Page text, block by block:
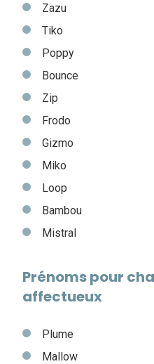
Zazu
Tiko
Poppy
Bounce
Zip
Frodo
Gizmo
Miko
Loop
Bambou
Mistral
Prénoms pour
affectueux
Plume
Mallow